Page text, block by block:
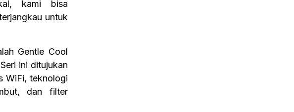
kami bisa
untuk
Gentle Cool
ini ditujukan
WiFi, teknologi
dan filter